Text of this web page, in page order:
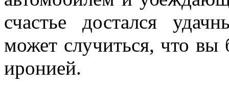
счастье достался
может случиться, что вы
иронией.